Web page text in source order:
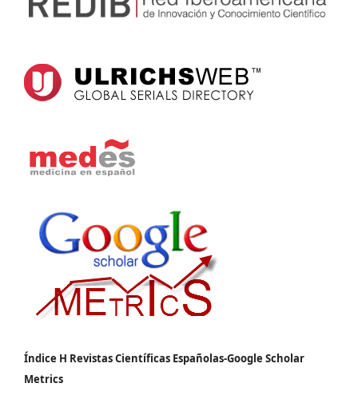
Índice H Revistas Científicas Españolas-Google Scholar
Metrics